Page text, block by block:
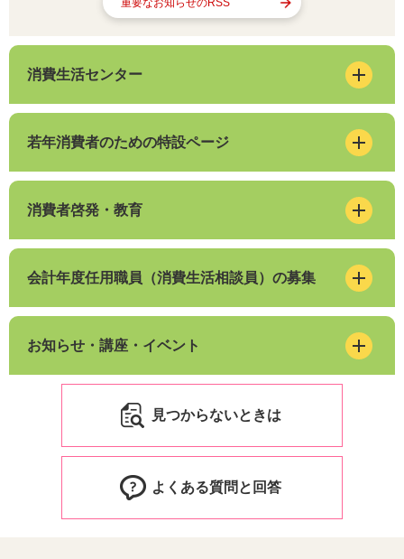
重要なお知らせのRSS
消費生活センター
若年消費者のための特設ページ
消費者啓発・教育
会計年度任用職員（消費生活相談員）の募集
お知らせ・講座・イベント
見つからないときは
よくある質問と回答